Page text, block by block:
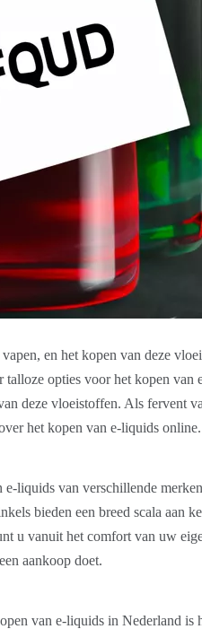
en het kopen van deze
opties voor het kopen van
deze vloeistoffen. Als fervent
het kopen van e-liquids online.
liquids van verschillende
bieden een breed scala aan
u vanuit het comfort van uw
aankoop doet.
van e-liquids in Nederland is